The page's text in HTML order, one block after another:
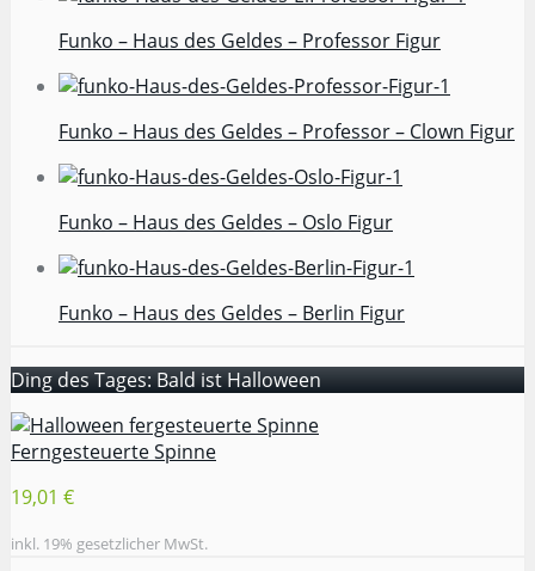
Funko – Haus des Geldes – Professor Figur
Funko – Haus des Geldes – Professor – Clown Figur
Funko – Haus des Geldes – Oslo Figur
Funko – Haus des Geldes – Berlin Figur
Ding des Tages: Bald ist Halloween
Ferngesteuerte Spinne
19,01 €
inkl. 19% gesetzlicher MwSt.